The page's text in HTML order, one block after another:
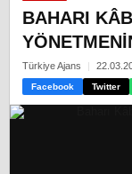
BAHARI
Türkiye Ajans
Facebook Twitter